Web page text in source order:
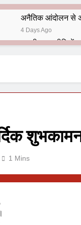
अनैतिक आंदोलन से
4 Days Ago
हरियाणा सरकार के
1 Year Ago
पाकिस्तान और PoK
1 Year Ago
1 Mins